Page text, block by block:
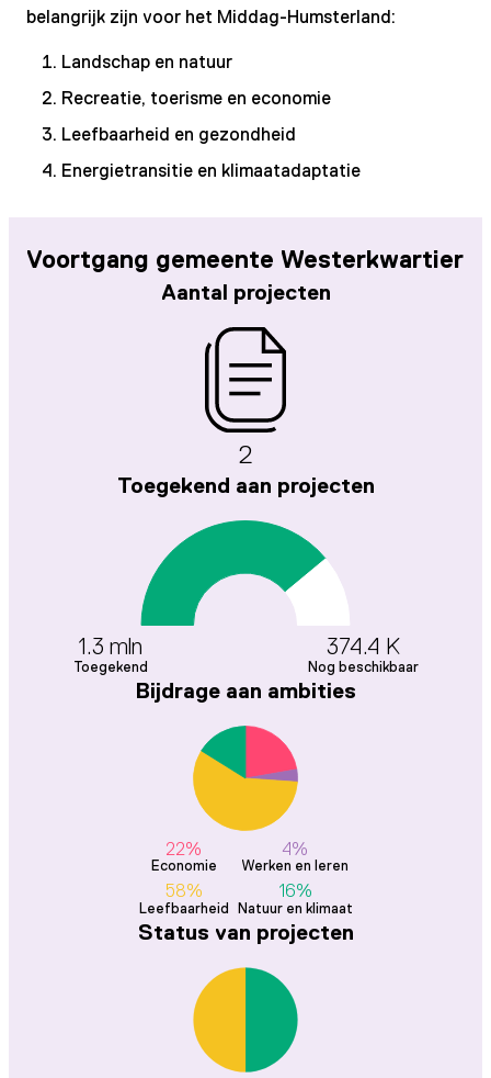
belangrijk zijn voor het Middag-Humsterland:
Landschap en natuur
Recreatie, toerisme en economie
Leefbaarheid en gezondheid
Energietransitie en klimaatadaptatie
Voortgang gemeente Westerkwartier
Aantal projecten
2
Toegekend aan projecten
1.3 mln
Toegekend
374.4 K
Nog beschikbaar
Bijdrage aan ambities
22%
Economie
4%
Werken en leren
58%
Leefbaarheid
16%
Natuur en klimaat
Status van projecten